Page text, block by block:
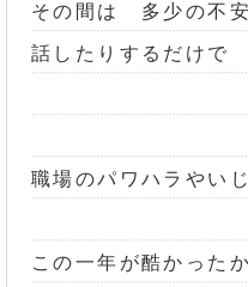
その間は 多少の不
話したりするだけで
職場のパワハラやい
この一年が酷かった